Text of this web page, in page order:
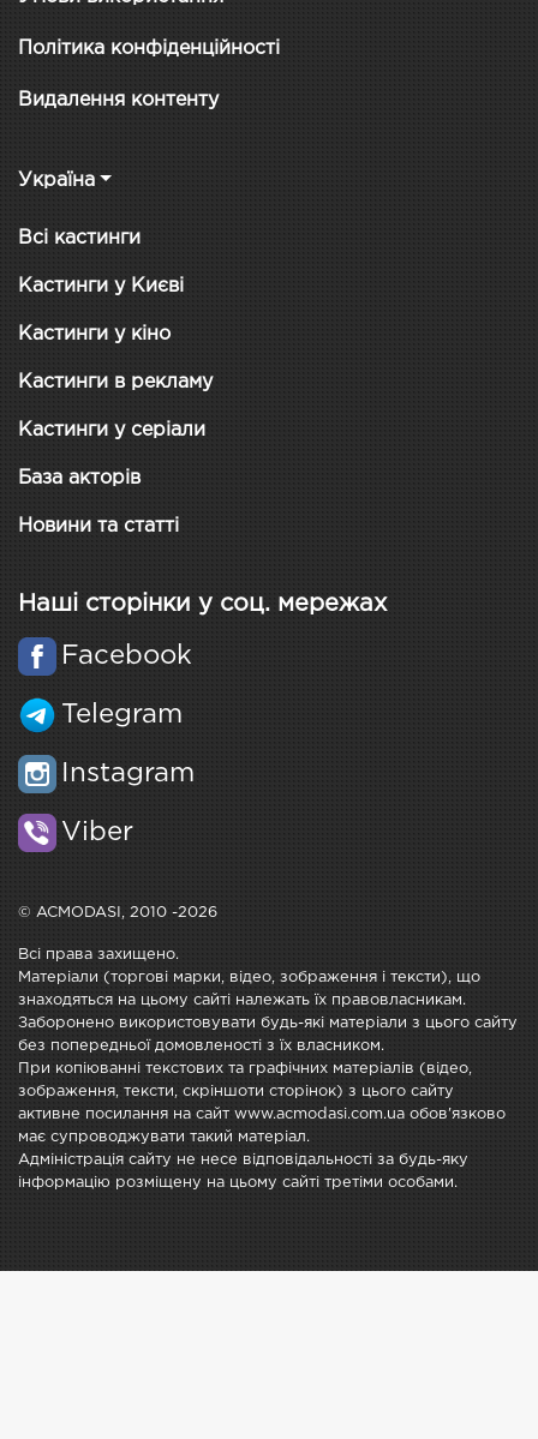
Політика конфіденційності
Видалення контенту
Україна
Всі кастинги
Кастинги у Києві
Кастинги у кіно
Кастинги в рекламу
Кастинги у серіали
База акторів
Новини та статті
Наші сторінки у соц. мережах
Facebook
Telegram
Instagram
Viber
© ACMODASI, 2010 -2026
Всі права захищено.
Матеріали (торгові марки, відео, зображення і тексти), що
знаходяться на цьому сайті належать їх правовласникам.
Заборонено використовувати будь-які матеріали з цього сайту
без попередньої домовленості з їх власником.
При копіюванні текстових та графічних матеріалів (відео,
зображення, тексти, скріншоти сторінок) з цього сайту
активне посилання на сайт www.acmodasi.com.ua обов'язково
має супроводжувати такий матеріал.
Адміністрація сайту не несе відповідальності за будь-яку
інформацію розміщену на цьому сайті третіми особами.